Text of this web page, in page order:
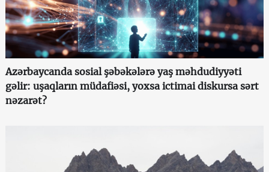
Azərbaycanda sosial şəbəkələrə yaş məhdudiyyəti
gəlir: uşaqların müdafiəsi, yoxsa ictimai diskursa sərt
nəzarət?